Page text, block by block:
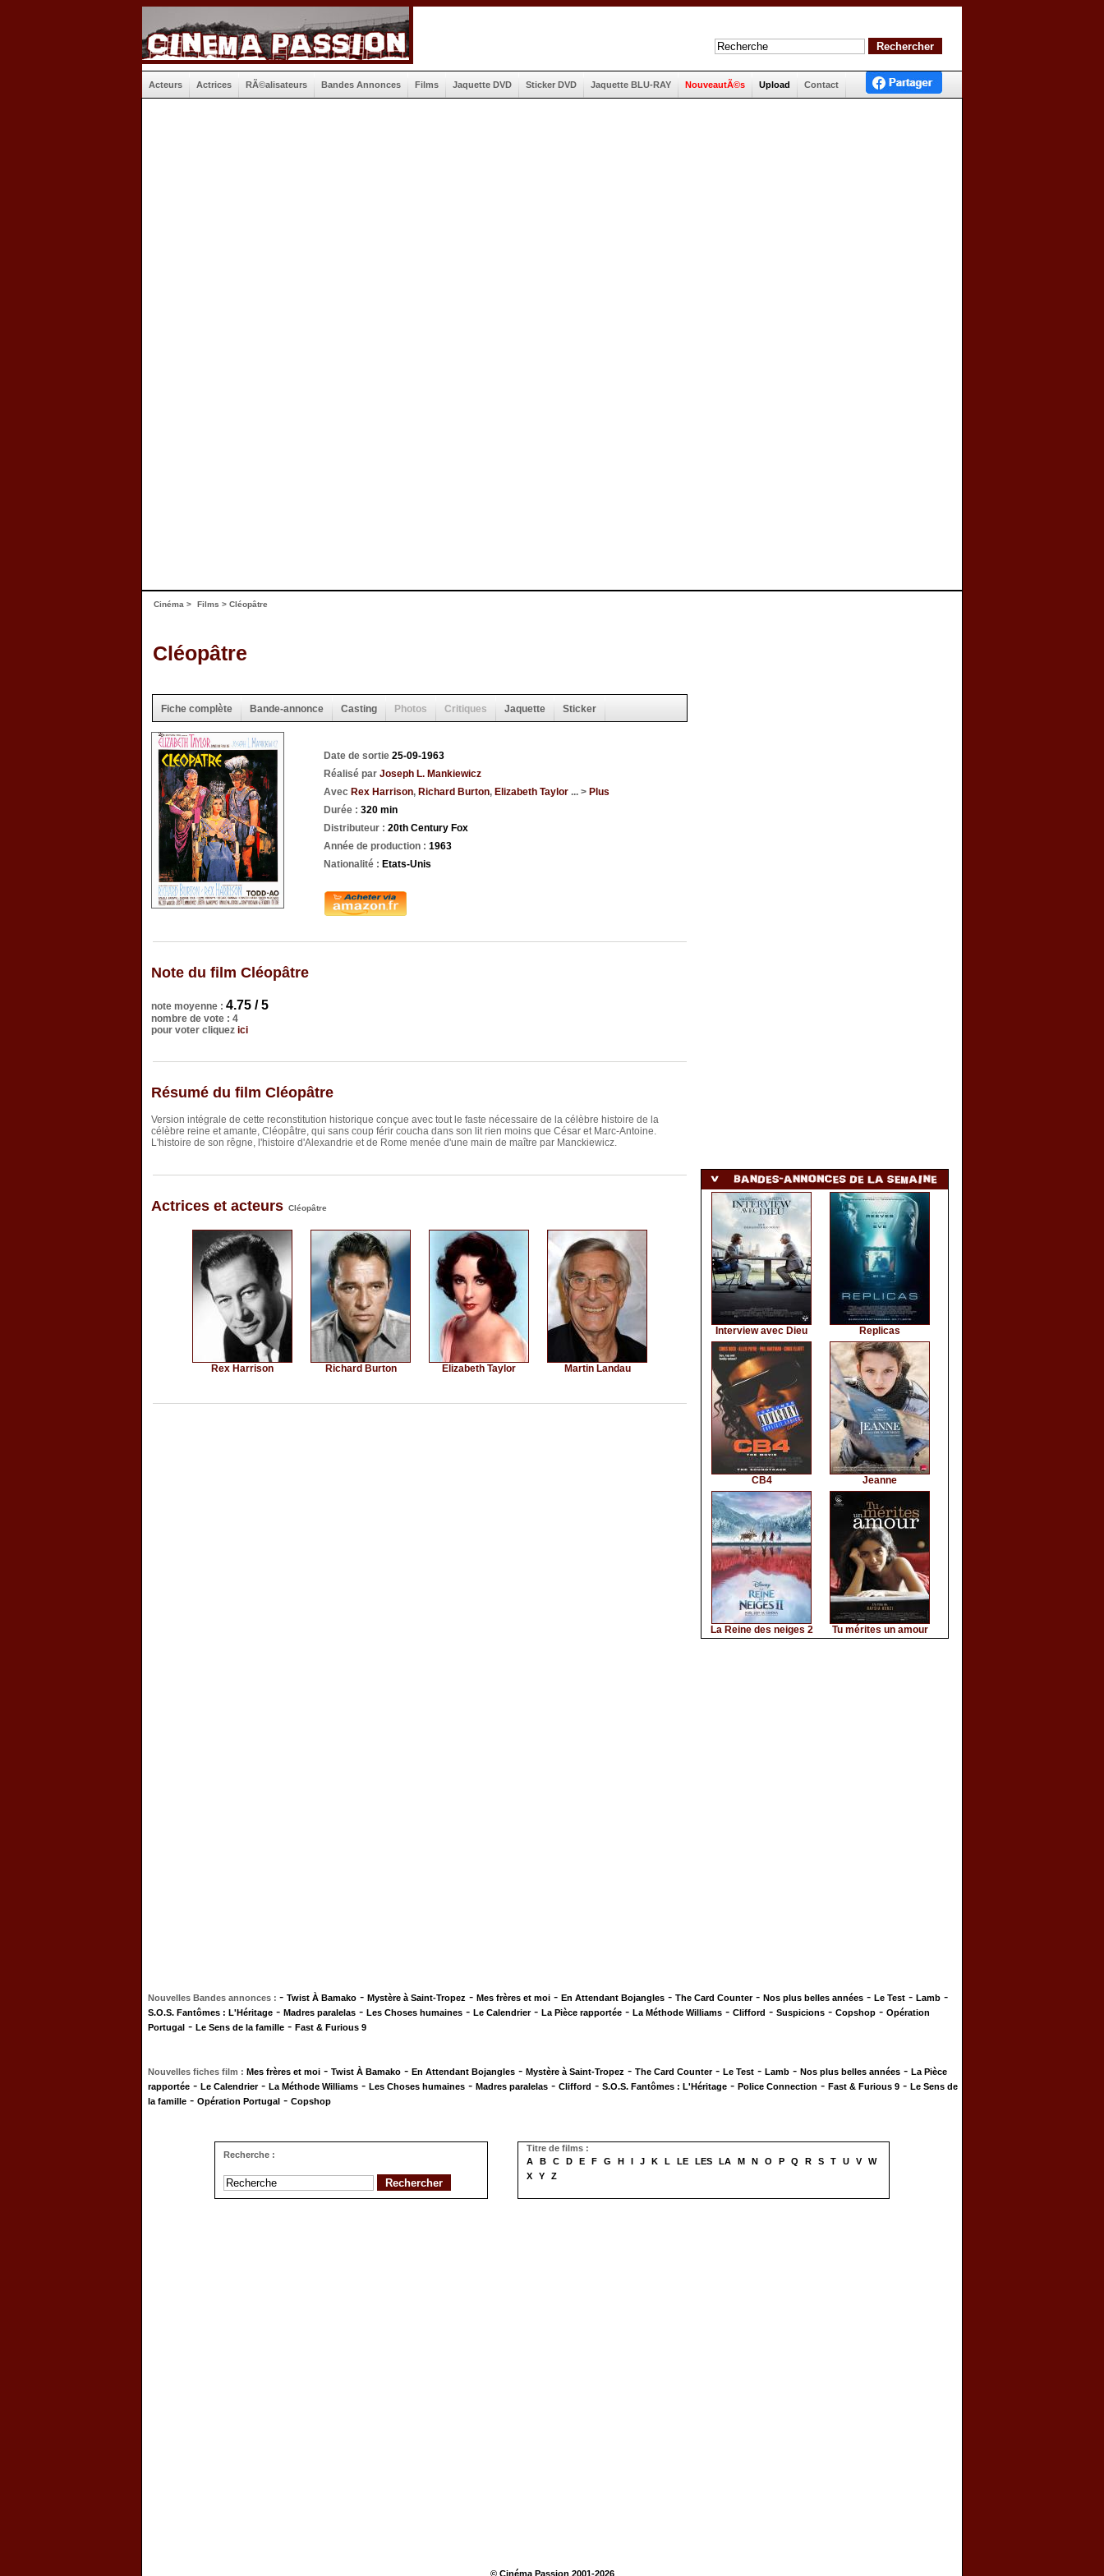
Acteurs Actrices RÃ©alisateurs Bandes Annonces Films Jaquette DVD Sticker DVD Jaquette BLU-RAY NouveautÃ©s Upload Contact
Cinéma > Films > Cléopâtre
Cléopâtre
Fiche complète Bande-annonce Casting Photos Critiques Jaquette Sticker
Date de sortie 25-09-1963
Réalisé par Joseph L. Mankiewicz
Avec Rex Harrison, Richard Burton, Elizabeth Taylor ... > Plus
Durée : 320 min
Distributeur : 20th Century Fox
Année de production : 1963
Nationalité : Etats-Unis
Note du film Cléopâtre
note moyenne : 4.75 / 5
nombre de vote : 4
pour voter cliquez ici
Résumé du film Cléopâtre
Version intégrale de cette reconstitution historique conçue avec tout le faste nécessaire de la célèbre histoire de la
célèbre reine et amante, Cléopâtre, qui sans coup férir coucha dans son lit rien moins que César et Marc-Antoine.
L'histoire de son rêgne, l'histoire d'Alexandrie et de Rome menée d'une main de maître par Manckiewicz.
Actrices et acteurs Cléopâtre
Rex Harrison Richard Burton Elizabeth Taylor Martin Landau
Interview avec Dieu Replicas
CB4 Jeanne
La Reine des neiges 2 Tu mérites un amour
Nouvelles Bandes annonces : - Twist À Bamako - Mystère à Saint-Tropez - Mes frères et moi - En Attendant Bojangles - The Card Counter- Nos plus belles années - Le Test - Lamb -
S.O.S. Fantômes : L'Héritage - Madres paralelas - Les Choses humaines - Le Calendrier- La Pièce rapportée - La Méthode Williams - Clifford - Suspicions - Copshop - Opération
Portugal - Le Sens de la famille - Fast & Furious 9
Nouvelles fiches film : Mes frères et moi - Twist À Bamako - En Attendant Bojangles - Mystère à Saint-Tropez - The Card Counter- Le Test - Lamb - Nos plus belles années - La Pièce
rapportée - Le Calendrier- La Méthode Williams - Les Choses humaines - Madres paralelas - Clifford - S.O.S. Fantômes : L'Héritage - Police Connection - Fast & Furious 9 - Le Sens de
la famille - Opération Portugal - Copshop
Recherche :
Titre de films :
A
B C D E F G H I J K L LE LES LA M N O P Q R S T U V
W
X
Y Z
© Cinéma Passion 2001-2026